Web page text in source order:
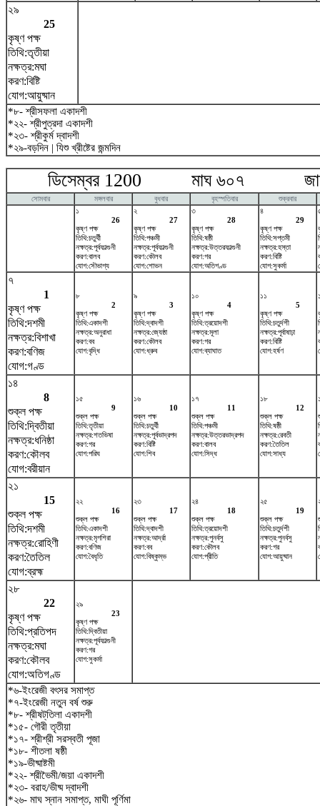
২৯
25
কৃষ্ণ পক্ষ
তিথি:তৃতীয়া
নক্ষত্র:মঘা
করণ:বিষ্টি
যোগ:আয়ুষ্মান
*৮- শ্রীসফলা একাদশী
*২২- শ্রীপুত্রদা একাদশী
*২৩- শ্রীকুর্ম দ্বাদশী
*২৯-বড়দিন | যিশু খ্রীষ্টের জন্মদিন
ডিসেম্বর 1200 মাঘ ৬০৭
সোমবার মঙ্গলবার বুধবার বৃহস্পতিবার
শুক্রবার
১
26
কৃষ্ণ পক্ষ
তিথি:চতুর্থী
নক্ষত্র:পূর্বফাল্গুনী
করণ:বালব
যোগ:সৌভাগ্য
২
27
কৃষ্ণ পক্ষ
তিথি:পঞ্চমী
নক্ষত্র:পূর্বফাল্গুনী
করণ:কৌলব
যোগ:শোভন
৩
28
কৃষ্ণ পক্ষ
তিথি:ষষ্ঠী
নক্ষত্র:উত্তরফাল্গুনী
করণ:গর
যোগ:অতিগণ্ড
৪
29
কৃষ্ণ পক্ষ
তিথি:সপ্তমী
নক্ষত্র:হস্তা
করণ:বিষ্টি
যোগ:সুকর্মা
৭
1
কৃষ্ণ পক্ষ
তিথি:দশমী
নক্ষত্র:বিশাখা
করণ:বণিজ
যোগ:গণ্ড
৮
2
কৃষ্ণ পক্ষ
তিথি:একাদশী
নক্ষত্র:অনুরাধা
করণ:বব
যোগ:বৃদ্ধি
৯
3
কৃষ্ণ পক্ষ
তিথি:দ্বাদশী
নক্ষত্র:জ্যেষ্ঠা
করণ:কৌলব
যোগ:ধ্রুব
১০
4
কৃষ্ণ পক্ষ
তিথি:ত্রয়োদশী
নক্ষত্র:মূলা
করণ:গর
যোগ:ব্যাঘাত
১১
5
কৃষ্ণ পক্ষ
তিথি:চতুর্দশী
নক্ষত্র:পূর্বাষাঢ়া
করণ:বিষ্টি
যোগ:হর্ষণ
১৪
8
শুক্ল পক্ষ
তিথি:দ্বিতীয়া
নক্ষত্র:ধনিষ্ঠা
করণ:কৌলব
যোগ:বরীয়ান
১৫
9
শুক্ল পক্ষ
তিথি:তৃতীয়া
নক্ষত্র:শতভিষ‌া
করণ:গর
যোগ:পরিঘ
১৬
10
শুক্ল পক্ষ
তিথি:চতুর্থী
নক্ষত্র:পূর্বভাদ্রপদ
করণ:বিষ্টি
যোগ:শিব
১৭
11
শুক্ল পক্ষ
তিথি:পঞ্চমী
নক্ষত্র:উত্তরভাদ্রপদ
করণ:বালব
যোগ:সিদ্ধ
১৮
12
শুক্ল পক্ষ
তিথি:ষষ্ঠী
নক্ষত্র:রেবতী
করণ:তৈতিল
যোগ:সাধ্য
২১
15
শুক্ল পক্ষ
তিথি:দশমী
নক্ষত্র:রোহিণী
করণ:তৈতিল
যোগ:ব্রহ্ম
২২
16
শুক্ল পক্ষ
তিথি:একাদশী
নক্ষত্র:মৃগশিরা
করণ:বণিজ
যোগ:বৈধৃতি
২৩
17
শুক্ল পক্ষ
তিথি:দ্বাদশী
নক্ষত্র:আর্দ্রা
করণ:বব
যোগ:বিষ্কুম্ভ
২৪
18
শুক্ল পক্ষ
তিথি:ত্রয়োদশী
নক্ষত্র:পুনর্বসু
করণ:কৌলব
যোগ:প্রীতি
২৫
19
শুক্ল পক্ষ
তিথি:চতুর্দশী
নক্ষত্র:পুনর্বসু
করণ:গর
যোগ:আয়ুষ্মান
২৮
22
কৃষ্ণ পক্ষ
তিথি:প্রতিপদ
নক্ষত্র:মঘা
করণ:কৌলব
যোগ:অতিগণ্ড
২৯
23
কৃষ্ণ পক্ষ
তিথি:দ্বিতীয়া
নক্ষত্র:পূর্বফাল্গুনী
করণ:গর
যোগ:সুকর্মা
*৬-ইংরেজী বৎসর সমাপ্ত
*৭-ইংরেজী নতুন বর্ষ শুরু
*৮- শ্রীষট্‌তিলা একাদশী
*১৫- গৌরী তৃতীয়া
*১৭- শ্রীশ্রী সরস্বতী পূজা
*১৮- শীতলা ষষ্ঠী
*১৯-ভীষ্মাষ্টমী
*২২- শ্রীভৈমী/জয়া একাদশী
*২৩- বরাহ/ভীষ্ম দ্বাদশী
*২৬- মাঘ স্নান সমাপ্ত, মাঘী পূর্ণিমা